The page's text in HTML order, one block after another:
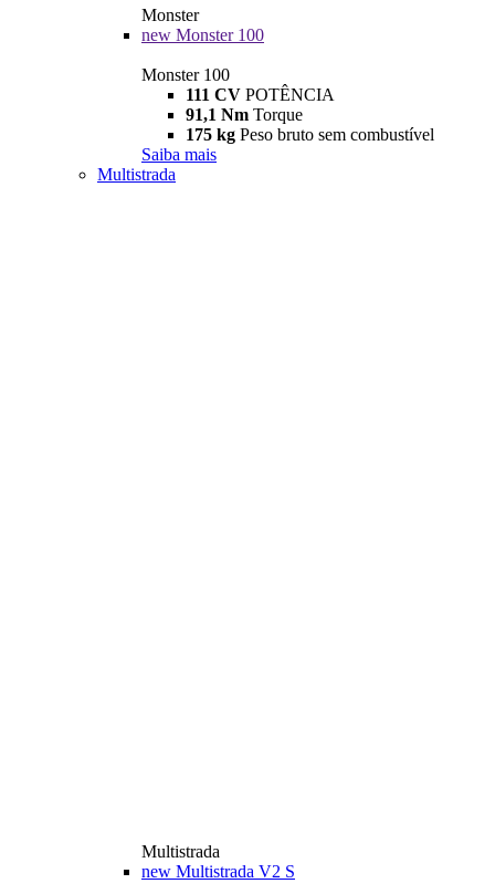
Monster
new Monster 100
Monster 100
111 CV POTÊNCIA
91,1 Nm Torque
175 kg Peso bruto sem combustível
Saiba mais
Multistrada
Multistrada
new Multistrada V2 S